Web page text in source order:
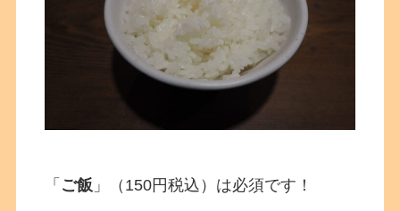
「 ご飯 」（150円税込）は必須です！